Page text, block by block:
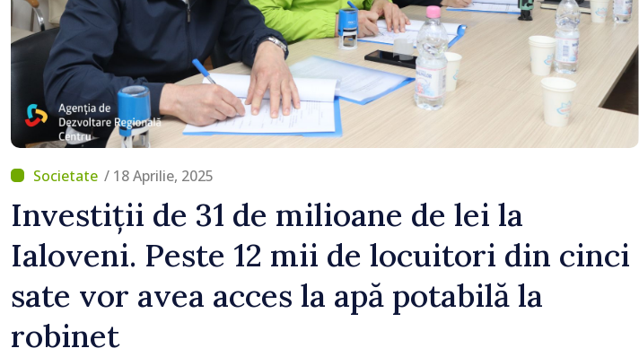
/ 18 Aprilie, 2025
Investiții de 31 de milioane de lei la
Ialoveni. Peste 12 mii de locuitori din cinci
sate vor avea acces la apă potabilă la
robinet